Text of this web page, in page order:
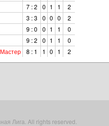
7 : 2 0 1 1
2
3 : 3 0 0 0
2
9 : 0 0 1 1
0
9 : 2 0 1 1
0
8 : 1 1 0 1 2
Лига. All rights reserved.